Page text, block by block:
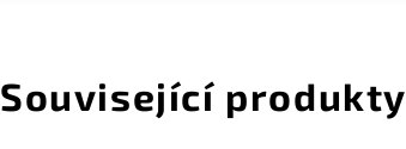
Související produkty